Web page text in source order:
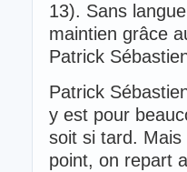
13). Sans
maintien grâce
Patrick
Patrick
y est pour
soit si tard.
point, on repart